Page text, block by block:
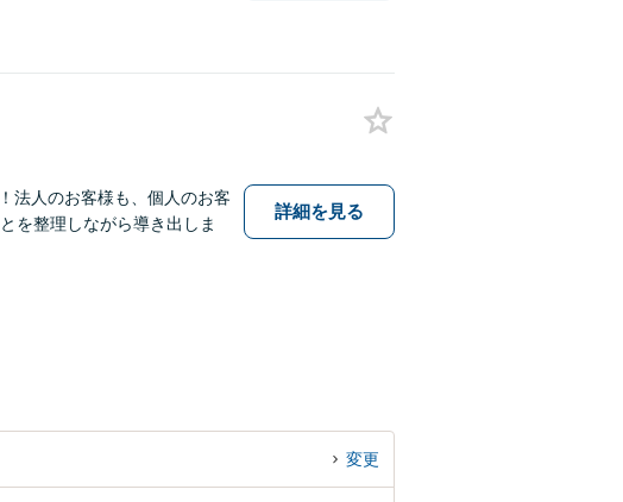
法人のお客様も、個人のお客
を整理しながら導き出しま
詳細を見る
変更